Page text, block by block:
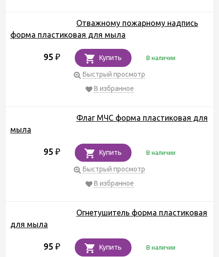
Отважному пожарному надпись
форма пластиковая для мыла
95 ₽ Купить В наличии
Быстрый просмотр
В избранное
Флаг МЧС форма пластиковая для
мыла
95 ₽ Купить В наличии
Быстрый просмотр
В избранное
Огнетушитель форма пластиковая
для мыла
95 ₽ Купить В наличии